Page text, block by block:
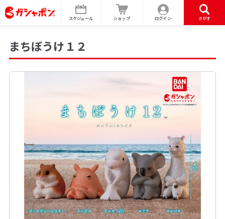
スケジュール ショップ ログイン さがす
まちぼうけ１２